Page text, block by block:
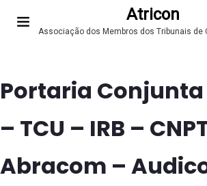
Atricon
Associação dos Membros dos Tribunais de
Portaria
– TCU – IRB –
Abracom –